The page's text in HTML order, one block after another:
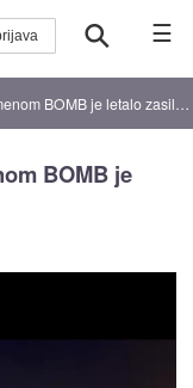
☰
je letalo zasilno pristalo
BOMB je